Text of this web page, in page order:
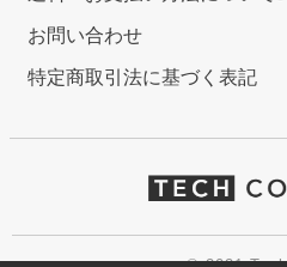
お問い合わせ
特定商取引法に基づく表記